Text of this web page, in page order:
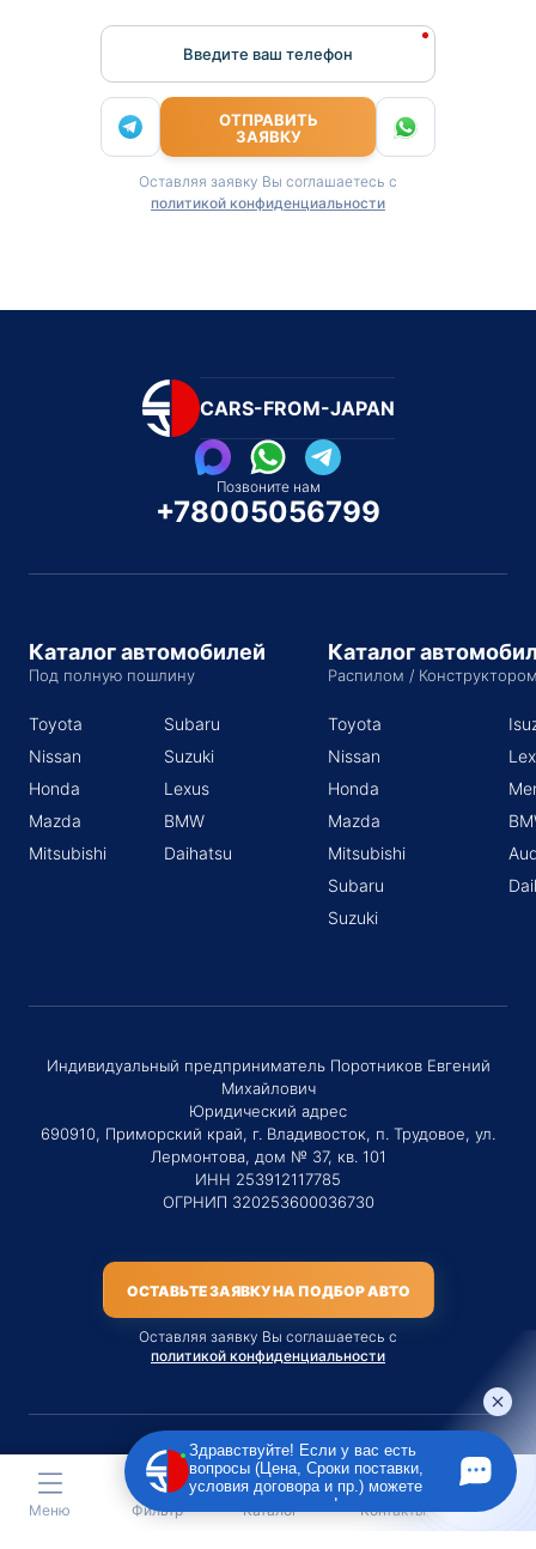
Введите ваш телефон
ОТПРАВИТЬ
ЗАЯВКУ
Оставляя заявку Вы соглашаетесь с
политикой конфиденциальности
CARS-FROM-JAPAN
Позвоните нам
+78005056799
Каталог автомобилей
Под полную пошлину
Toyota
Nissan
Honda
Mazda
Mitsubishi
Subaru
Suzuki
Lexus
BMW
Daihatsu
Каталог
Распилом /
Toyota
Nissan
Honda
Mazda
Mitsubishi
Subaru
Suzuki
Индивидуальный предприниматель Поротников Евгений
Михайлович
Юридический адрес
690910, Приморский край, г. Владивосток, п. Трудовое, ул.
Лермонтова, дом № 37, кв. 101
ИНН 253912117785
ОГРНИП 320253600036730
ОСТАВЬТЕ ЗАЯВКУ НА ПОДБОР АВТО
Оставляя заявку Вы соглашаетесь с
политикой конфиденциальности
Материалы данного сайта являются публичной офертой
только на услугу сопровождения Агентом приобретения
транспортного средства Клиентом.
Меню Фильтр Каталог Контакты
Здравствуйте! Если у вас есть
вопросы (Цена, Сроки поставки,
условия договора и пр.) можете
задать их мне в чат!